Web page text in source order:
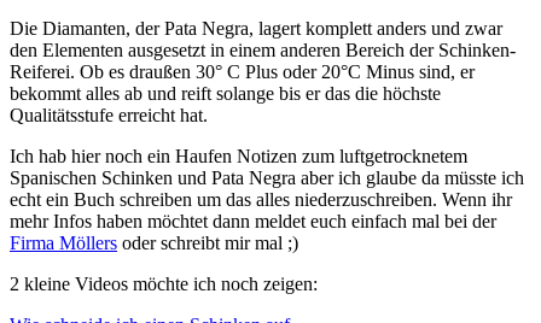
Die Diamanten, der Pata Negra, lagert komplett anders und zwar
den Elementen ausgesetzt in einem anderen Bereich der Schinken-
Reiferei. Ob es draußen 30° C Plus oder 20°C Minus sind, er
bekommt alles ab und reift solange bis er das die höchste
Qualitätsstufe erreicht hat.
Ich hab hier noch ein Haufen Notizen zum luftgetrocknetem
Spanischen Schinken und Pata Negra aber ich glaube da müsste ich
echt ein Buch schreiben um das alles niederzuschreiben. Wenn ihr
mehr Infos haben möchtet dann meldet euch einfach mal bei der
Firma Möllers oder schreibt mir mal ;)
2 kleine Videos möchte ich noch zeigen: